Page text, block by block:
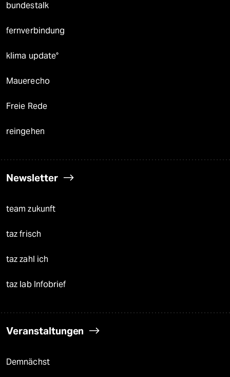
bundestalk
fernverbindung
klima update°
Mauerecho
Freie Rede
reingehen
Newsletter
team zukunft
taz frisch
taz zahl ich
taz lab Infobrief
Veranstaltungen
Demnächst